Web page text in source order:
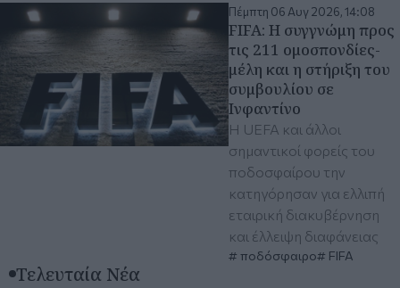
Πέμπτη 06 Αυγ 2026, 14:08
FIFA: Η συγγνώμη προς
τις 211 ομοσπονδίες-
μέλη και η στήριξη του
συμβουλίου σε
Ινφαντίνο
Η UEFA και άλλοι
σημαντικοί φορείς του
ποδοσφαίρου την
κατηγόρησαν για ελλιπή
εταιρική διακυβέρνηση
και έλλειψη διαφάνειας
ποδόσφαιρο FIFA
Τελευταία Νέα